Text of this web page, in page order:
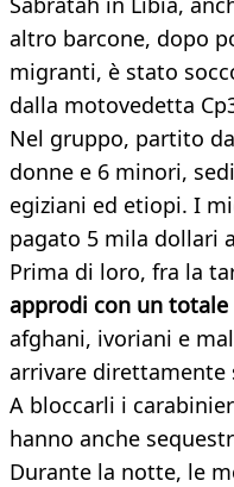
altro barcone, dopo
migranti, è stato
dalla motovedetta
Nel gruppo, partito
donne e 6 minori,
egiziani ed etiopi. I
pagato 5 mila dollari
Prima di loro, fra la
approdi con un totale
afghani, ivoriani e
arrivare direttamente
A bloccarli i
hanno anche
Durante la notte, le